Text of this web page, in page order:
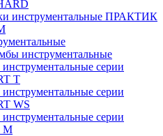
инструментальные ПРАКТИК
инструментальные
серии
T
серии
WS
серии
M